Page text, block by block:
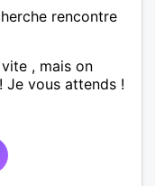
rencontre
, mais on
Je vous attends !